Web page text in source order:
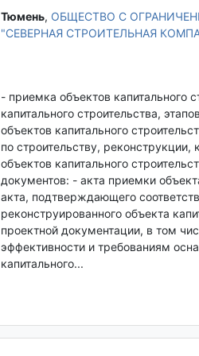
Тюмень‎, ОБЩЕСТВО С
"СЕВЕРНАЯ СТРОИТЕЛЬНАЯ
- приемка объектов капитального
капитального строительства,
объектов капитального
по строительству, реконструкции,
объектов капитального
документов: - акта приемки
акта, подтверждающего
реконструированного объекта
проектной документации, в том
эффективности и требованиям
капитального...